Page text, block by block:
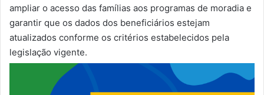
ampliar o acesso das famílias aos programas de moradia e
garantir que os dados dos beneficiários estejam
atualizados conforme os critérios estabelecidos pela
legislação vigente.